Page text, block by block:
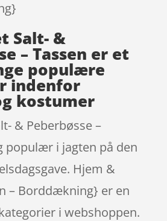
Salt- &
– Tassen er et
populære
indenfor
kostumer
& Peberbøsse –
populær i jagten på den
Hjem &
– Borddækning} er en
i webshoppen.